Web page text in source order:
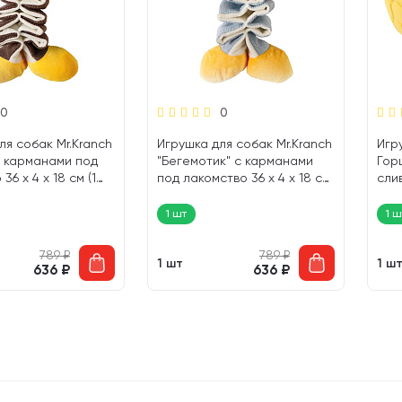
0
собак Mr.Kranch
карманами под
х 4 х 18 см (1
789₽
636 ₽
0
Игрушка для собак Mr.Kranch
"Бегемотик" с карманами
под лакомство 36 х 4 х 18 см
1 шт
1 шт
789₽
636 ₽
1
1 шт